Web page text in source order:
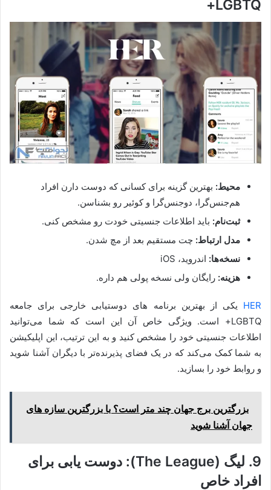
LGBTQ+
محیط: بهترین گزینه برای کسانی که دوست دارن افراد
هم‌جنس‌گرا، دوجنس‌گرا و کوئیر رو بشناسن.
ثبت‌نام: باید اطلاعات جنسیتی خودت رو مشخص کنی.
مدل ارتباط: چت مستقیم بعد از مچ شدن.
نسخه‌ها: اندروید، iOS
هزینه: رایگان ولی نسخه پولی هم داره.
HER یکی از بهترین برنامه های دوستیابی خارجی برای جامعه
LGBTQ+ است. ویژگی خاص آن این است که شما می‌توانید
اطلاعات جنسیتی خود را مشخص کنید و به این ترتیب، این اپلیکیشن
به شما کمک می‌کند که در یک فضای پذیرنده‌تر با دیگران آشنا شوید
و روابط خود را بسازید.
بزرگترین برج جهان چند متر است؟ با بزرگترین سازه های
جهان آشنا شوید
9. لیگ (The League): دوست یابی برای
افراد خاص